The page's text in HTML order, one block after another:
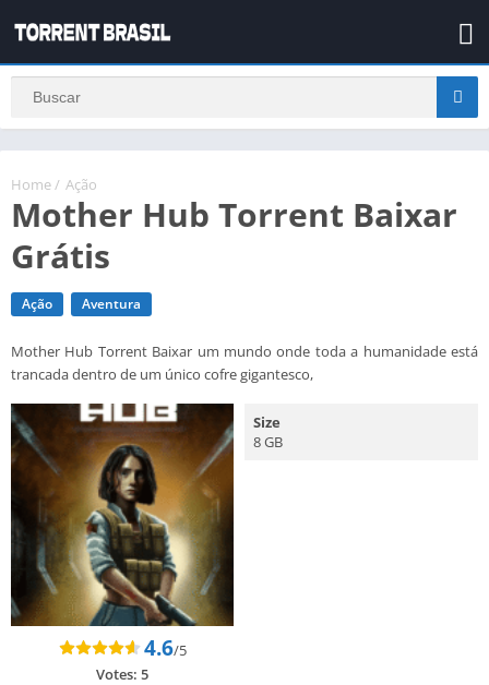
Home / Ação
Mother Hub Torrent Baixar
Grátis
Ação Aventura
Mother Hub Torrent Baixar um mundo onde toda a humanidade está
trancada dentro de um único cofre gigantesco,
4.6/5
Votes: 5
Size
8 GB